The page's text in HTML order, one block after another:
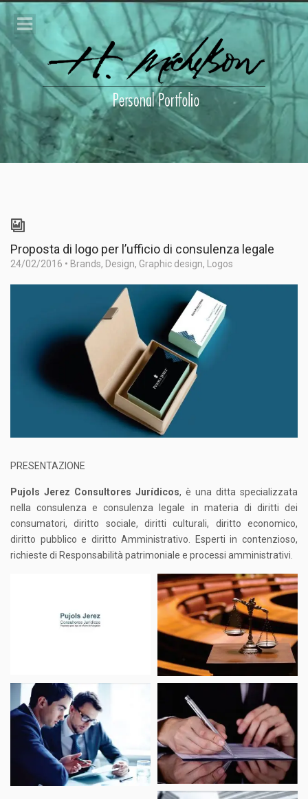
Proposta di logo per l’ufficio di consulenza legale
24/02/2016 • Brands, Design, Graphic design, Logos
PRESENTAZIONE
Pujols Jerez Consultores Jurídicos, è una ditta specializzata
nella consulenza e consulenza legale in materia di diritti dei
consumatori, diritto sociale, diritti culturali, diritto economico,
diritto pubblico e diritto Amministrativo. Esperti in contenzioso,
richieste di Responsabilità patrimoniale e processi amministrativi.